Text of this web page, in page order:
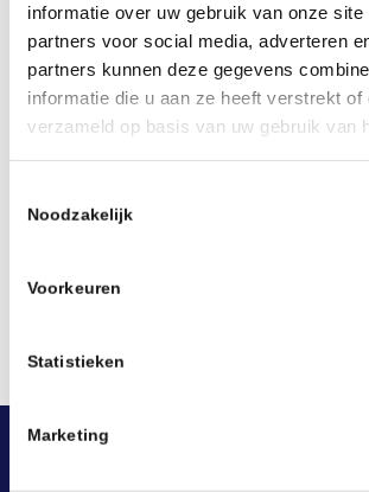
informatie over uw gebruik van onze site
partners voor social media, adverteren
partners kunnen deze gegevens
informatie die u aan ze heeft verstrekt of
verzameld op basis van uw gebruik van
Noodzakelijk
Voorkeuren
Statistieken
Marketing
Interested? Please visit the
more information and registration.